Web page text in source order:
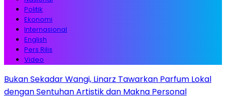
Politik
Ekonomi
Internasional
English
Pers Rilis
Video
Bukan Sekadar Wangi, Linarz Tawarkan Parfum Lokal
dengan Sentuhan Artistik dan Makna Personal